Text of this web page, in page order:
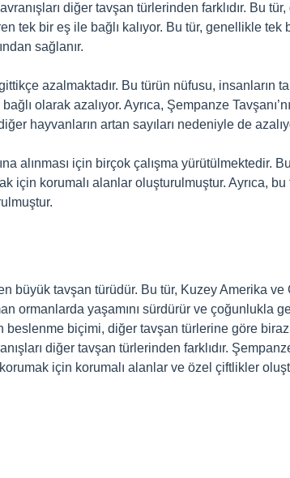
diğer tavşan türlerinden farklıdır. Bu
tek bir eş ile bağlı kalıyor. Bu tür, genellikle tek
sağlanır.
azalmaktadır. Bu türün nüfusu, insanların
olarak azalıyor. Ayrıca, Şempanze
hayvanların artan sayıları nedeniyle de
alınması için birçok çalışma yürütülmektedir.
için korumalı alanlar oluşturulmuştur. Ayrıca, bu
büyük tavşan türüdür. Bu tür, Kuzey Amerika ve
ormanlarda yaşamını sürdürür ve çoğunlukla
beslenme biçimi, diğer tavşan türlerine göre biraz
diğer tavşan türlerinden farklıdır.
için korumalı alanlar ve özel çiftlikler